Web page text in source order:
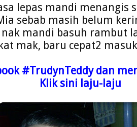
lepas mandi menangis
sebab masih belum
mandi basuh rambut
mak, baru cepat2
#TrudynTeddy dan
Klik sini laju-laju